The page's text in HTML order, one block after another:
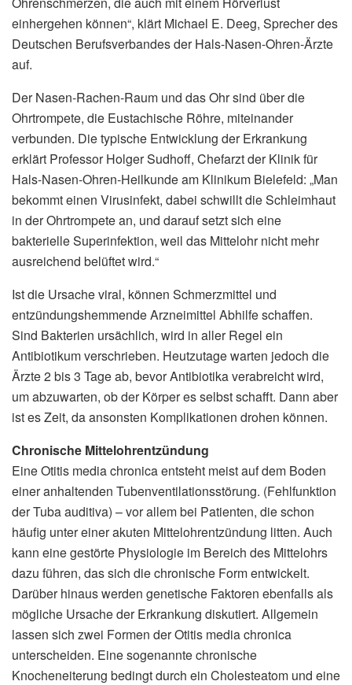
einhergehen können“, klärt Michael E. Deeg, Sprecher des
Deutschen Berufsverbandes der Hals-Nasen-Ohren-Ärzte
auf.
Der Nasen-Rachen-Raum und das Ohr sind über die
Ohrtrompete, die Eustachische Röhre, miteinander
verbunden. Die typische Entwicklung der Erkrankung
erklärt Professor Holger Sudhoff, Chefarzt der Klinik für
Hals-Nasen-Ohren-Heilkunde am Klinikum Bielefeld: „Man
bekommt einen Virusinfekt, dabei schwillt die Schleimhaut
in der Ohrtrompete an, und darauf setzt sich eine
bakterielle Superinfektion, weil das Mittelohr nicht mehr
ausreichend belüftet wird.“
Ist die Ursache viral, können Schmerzmittel und
entzündungshemmende Arzneimittel Abhilfe schaffen.
Sind Bakterien ursächlich, wird in aller Regel ein
Antibiotikum verschrieben. Heutzutage warten jedoch die
Ärzte 2 bis 3 Tage ab, bevor Antibiotika verabreicht wird,
um abzuwarten, ob der Körper es selbst schafft. Dann aber
ist es Zeit, da ansonsten Komplikationen drohen können.
Chronische Mittelohrentzündung
Eine Otitis media chronica entsteht meist auf dem Boden
einer anhaltenden Tubenventilationsstörung. (Fehlfunktion
der Tuba auditiva) – vor allem bei Patienten, die schon
häufig unter einer akuten Mittelohrentzündung litten. Auch
kann eine gestörte Physiologie im Bereich des Mittelohrs
dazu führen, das sich die chronische Form entwickelt.
Darüber hinaus werden genetische Faktoren ebenfalls als
mögliche Ursache der Erkrankung diskutiert. Allgemein
lassen sich zwei Formen der Otitis media chronica
unterscheiden. Eine sogenannte chronische
Knocheneiterung bedingt durch ein Cholesteatom und eine